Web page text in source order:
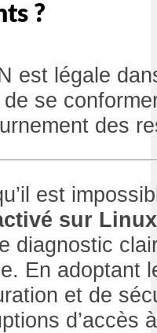
?
est légale
se
des
est
sur Linux
diagnostic
En adoptant
et de
d’accès